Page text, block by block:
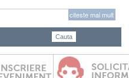
citeste mai mult